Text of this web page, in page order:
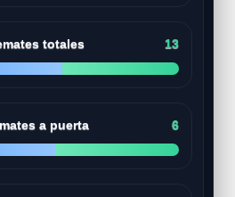
totales 13
a puerta 6